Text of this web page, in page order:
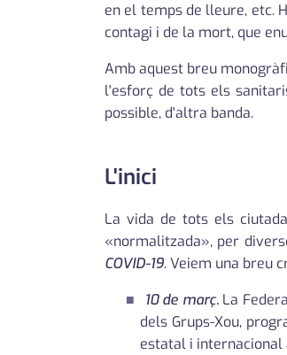
en el temps de lleure, etc.
contagi i de la mort, que
Amb aquest breu
l'esforç de tots els
possible, d'altra banda.
L'inici
La vida de tots els
«normalitzada», per
COVID-19. Veiem una breu
10 de març.La
dels Grups-Xou,
estatal i internacional